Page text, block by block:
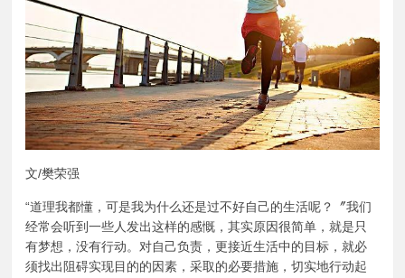
文/樊荣强
“道理我都懂，可是我为什么还是过不好自己的生活呢？〞我们
经常会听到一些人发出这样的感慨，其实原因很简单，就是只
有梦想，没有行动。对自己负责，更接近生活中的目标，就必
须找出阻碍实现目的的因素，采取的必要措施，切实地行动起